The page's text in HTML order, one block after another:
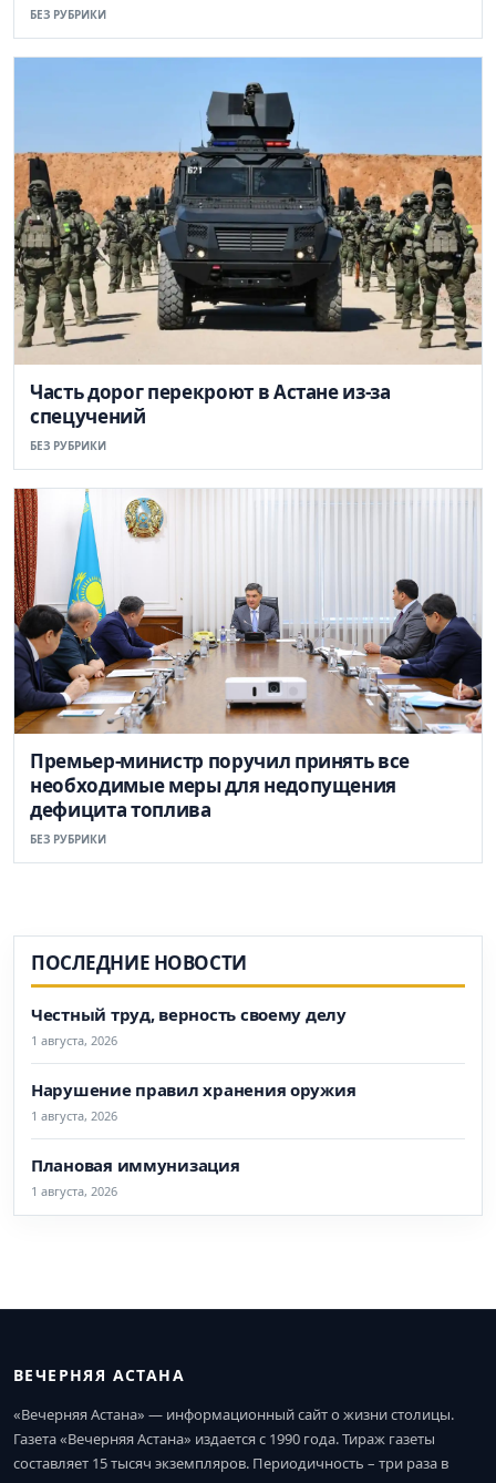
БЕЗ РУБРИКИ
Часть дорог перекроют в Астане из-за
спецучений
БЕЗ РУБРИКИ
Премьер-министр поручил принять все
необходимые меры для недопущения
дефицита топлива
БЕЗ РУБРИКИ
ПОСЛЕДНИЕ НОВОСТИ
Честный труд, верность своему делу
1 августа, 2026
Нарушение правил хранения оружия
1 августа, 2026
Плановая иммунизация
1 августа, 2026
ВЕЧЕРНЯЯ АСТАНА
«Вечерняя Астана» — информационный сайт о жизни столицы.
Газета «Вечерняя Астана» издается с 1990 года. Тираж газеты
составляет 15 тысяч экземпляров. Периодичность – три раза в